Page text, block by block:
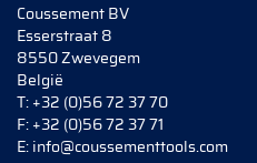
Coussement BV
Esserstraat 8
8550 Zwevegem
België
T:+32 (0)56 72 37 70
F:+32 (0)56 72 37 71
E:info@coussementtools.com